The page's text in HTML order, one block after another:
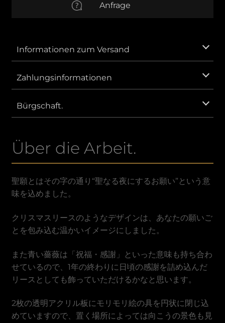
IDR
KRW
Saudi Riyal
Anfrage
Informationen zum Versand
Zahlungsinformationen
Bürgschaft.
Über die Arbeit.
聖願とはその字の通り“聖なる夜にするお願い”という意
味を込めました。
クリスマスリースのようなデザインは、あなたの願いご
とを包み込む温かいイメージにしました。
また青い薔薇は「祝福・感謝」といった意味も持ち合わ
せているので、1年の終わりに日頃の感謝を詰め込んだ
リースとしても飾っていただけるかなと思います。
2枚の透明アクリル板にモリモリ絵の具を円状に閉じ込
めていますので、置く場所によっては向こうの景色も見